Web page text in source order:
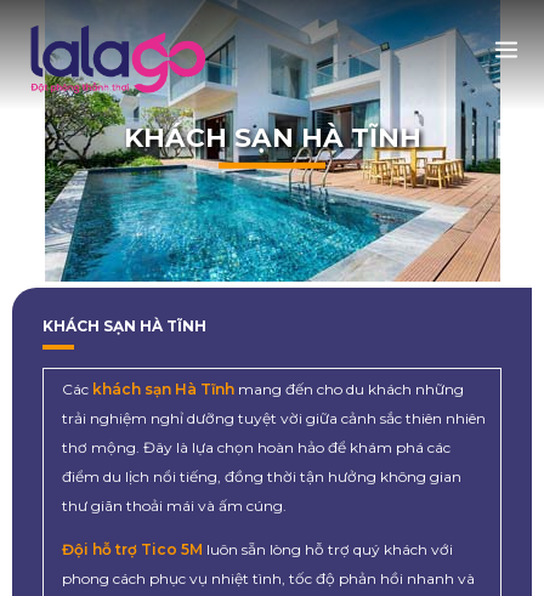
KHÁCH SẠN HÀ TĨNH
KHÁCH SẠN HÀ TĨNH
Các khách sạn Hà Tĩnh mang đến cho du khách những
trải nghiệm nghỉ dưỡng tuyệt vời giữa cảnh sắc thiên nhiên
thơ mộng. Đây là lựa chọn hoàn hảo để khám phá các
điểm du lịch nổi tiếng, đồng thời tận hưởng không gian
thư giãn thoải mái và ấm cúng.
Đội hỗ trợ Tico 5M luôn sẵn lòng hỗ trợ quý khách với
phong cách phục vụ nhiệt tình, tốc độ phản hồi nhanh và